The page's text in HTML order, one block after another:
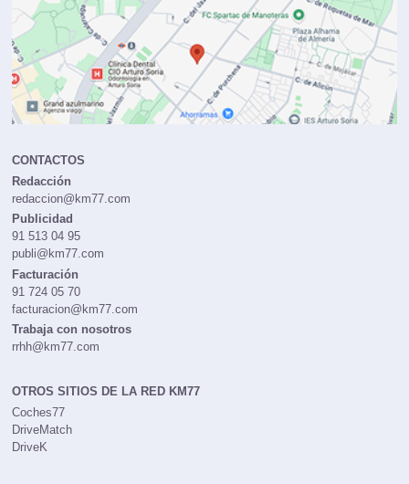
CONTACTOS
Redacción
redaccion@km77.com
Publicidad
91 513 04 95
publi@km77.com
Facturación
91 724 05 70
facturacion@km77.com
Trabaja con nosotros
rrhh@km77.com
OTROS SITIOS DE LA RED KM77
Coches77
DriveMatch
DriveK